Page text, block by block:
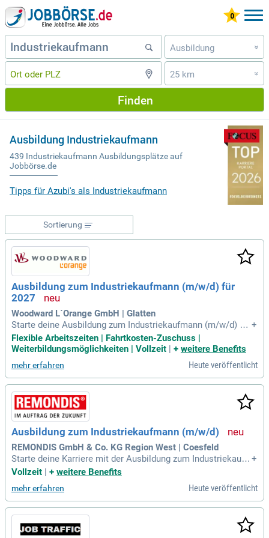
Ausbildung »
25 km »
Finden
Ausbildung Industriekaufmann
439 Industriekaufmann Ausbildungsplätze auf
Jobbörse.de
Tipps für Azubi's als Industriekaufmann
Sortierung
Ausbildung zum Industriekaufmann (m/w/d) für
2027
Woodward L´Orange GmbH | Glatten
Starte deine Ausbildung zum Industriekaufmann (m/w/d) bei
Woodward L'Orange in Glatten im Jahr 2027! Wir sind Vorrei
ter in nachhaltigen Energie-Lösungen mit über 1.300 Mitarbe
itern. Unsere innovativen Komponenten für die Kraftstoffreg
elung finden Anwendung in Schiffen, Eisenbahnen und Notst
romaggregaten. Die Ausbildung dauert drei Jahre, mit der M
öglichkeit zur Verkürzung. Du verdienst durchschnittlich 1.3
90 Euro pro Monat und arbeitest eng mit der Eduard-Sprang
er-Schule in Freudenstadt zusammen. Werde Teil eines zuku
nftsorientierten Unternehmens und entwickle deine Karriere
in der Industriekaufmann-Ausbildung!
+
Flexible Arbeitszeiten | Fahrtkosten-Zuschuss |
Weiterbildungsmöglichkeiten | Vollzeit | + weitere Benefits
mehr erfahren Heute veröffentlicht
Ausbildung zum Industriekaufmann (m/w/d)
REMONDIS GmbH & Co. KG Region West | Coesfeld
Starte deine Karriere mit der Ausbildung zum Industriekauf
mann (m/w/d) in unserer Niederlassung in Coesfeld ab dem
ounder in einem international agierenden Familienunterneh
men ausgebildet. Du erhältst umfassende Einblicke in Berei
che wie Disposition, Vertrieb und Buchhaltung. Von Anfang
an wirst du aktiv in das Tagesgeschäft integriert und überni
mmst eigenständig praxisnahe Projekte. Unsere Ausbilder b
+
Vollzeit
+ weitere Benefits
mehr erfahren Heute veröffentlicht